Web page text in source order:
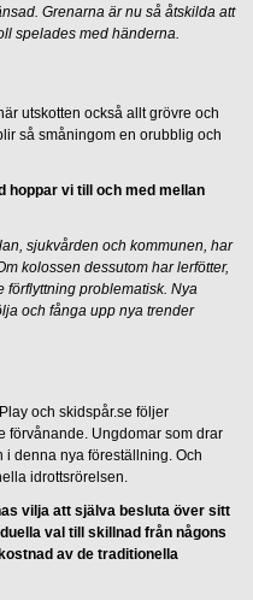
Grenarna är nu så åtskilda att
spelades med händerna.
utskotten också allt grövre och
så småningom en orubblig och
hoppar vi till och med mellan
sjukvården och kommunen, har
kolossen dessutom har lerfötter,
förflyttning problematisk. Nya
och fånga upp nya trender
och skidspår.se följer
förvånande. Ungdomar som drar
denna nya föreställning. Och
idrottsrörelsen.
vilja att själva besluta över sitt
val till skillnad från någons
av de traditionella